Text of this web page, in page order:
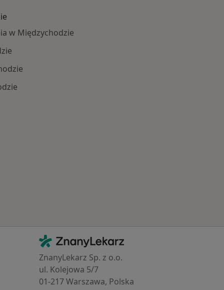
w Międzychodzie
Kontakt
ZnanyLekarz - Strona główna
ZnanyLekarz Sp. z o.o.
ul. Kolejowa 5/7
01-217 Warszawa, Polska